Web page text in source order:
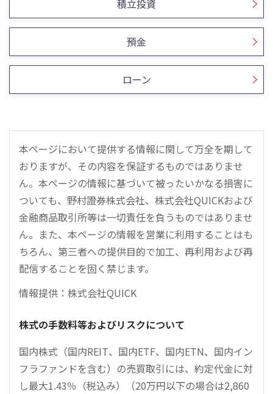
積立投資
預金
ローン
本ページにおいて提供する情報に関して万全を期して
おりますが、その内容を保証するものではありませ
ん。本ページの情報に基づいて被ったいかなる損害に
ついても、野村證券株式会社、株式会社QUICKおよび
金融商品取引所等は一切責任を負うものではありませ
ん。また、本ページの情報を営業に利用することはも
ちろん、第三者への提供目的で加工、再利用および再
配信することを固く禁じます。
情報提供：株式会社QUICK
株式の手数料等およびリスクについて
国内株式（国内REIT、国内ETF、国内ETN、国内イン
フラファンドを含む）の売買取引には、約定代金に対
し最大1.43％（税込み）（20万円以下の場合は2,860